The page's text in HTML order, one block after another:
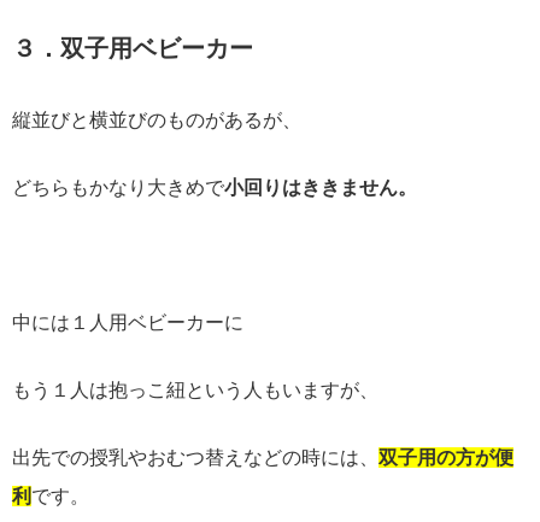
３．双子用ベビーカー
縦並びと横並びのものがあるが、
どちらもかなり大きめで小回りはききません。
中には１人用ベビーカーに
もう１人は抱っこ紐という人もいますが、
出先での授乳やおむつ替えなどの時には、 双子用の方が便
利 です。